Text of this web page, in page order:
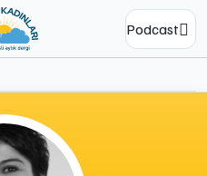
Podcast